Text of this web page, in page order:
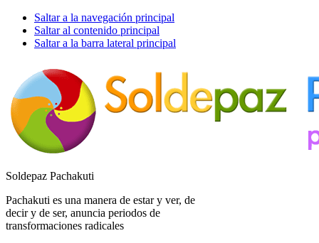
Saltar a la navegación principal
Saltar al contenido principal
Saltar a la barra lateral principal
Soldepaz Pachakuti
Pachakuti es una manera de estar y ver, de
decir y de ser, anuncia periodos de
transformaciones radicales